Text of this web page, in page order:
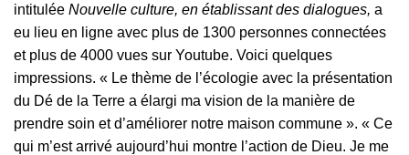
intitulée Nouvelle culture, en établissant des dialogues, a
eu lieu en ligne avec plus de 1300 personnes connectées
et plus de 4000 vues sur Youtube. Voici quelques
impressions. « Le thème de l’écologie avec la présentation
du Dé de la Terre a élargi ma vision de la manière de
prendre soin et d’améliorer notre maison commune ». « Ce
qui m’estarrivé aujourd’hui montre l’action de Dieu. Je me